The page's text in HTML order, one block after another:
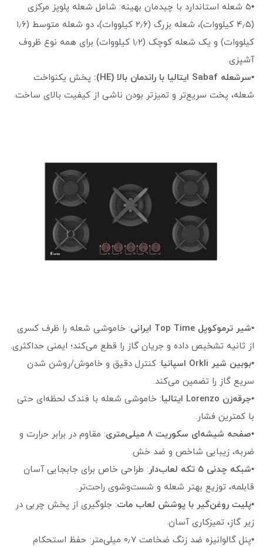
•۵ شعله استاندارد با چیدمان بهینه: شامل شعله پلوپز مرکزی
(۴٫۵ کیلووات)، شعله بزرگ (۲٫۶ کیلووات)، دو شعله متوسط (۱٫۶
کیلووات) و یک شعله کوچک (۱٫۲ کیلووات) برای همه نوع ظروف
آشپزی.
•سرشعله Sabaf ایتالیا با راندمان بالا (HE):
پخش یکنواخت
شعله، پخت سریع‌تر و تمیز‌تر بودن ناشی از کیفیت بالای ساخت.
•شیر ترموکوپل Top Time ایرانی
: خاموشی شعله را ظرف کسری
از ثانیه تشخیص داده و جریان گاز را قطع می‌کند؛ ایمنی حداکثری.
•بوبین شیر Orkli اسپانیا
: کنترل دقیق و خاموش/روشن شدن
سریع گاز را تضمین می‌کند.
•جرقه‌زن Lorenzo ایتالیا
: خاموشی شعله با فندک لحظه‌ای حتی
با کمترین فشار.
•صفحه شیشه‌ای سکوریت ۸ میلی‌متری
: مقاوم در برابر حرارت و
ضربه، زیبایی شاخص و ضد خش.
•شبکه چدنی ۵ تکه لعاب‌دار
: طراحی خاص برای جابجایی آسان
قابلمه، توزیع بهتر شعله و شست‌وشوی راحت‌تر.
•پلیت روغن‌گیر با پوشش لعاب مات: جلوگیری از پخش چربی در
زیر گاز، تمیزکاری آسان.
•پنل گالوانیزه ضد زنگ ضخامت ۰٫۷ میلی‌متر: حفظ استحکام